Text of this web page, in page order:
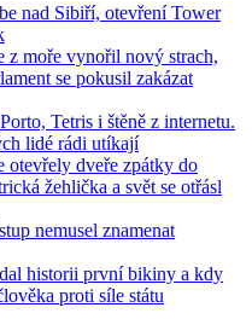
nad Sibiří, otevření Tower
z moře vynořil nový strach,
se pokusil zakázat
Tetris i štěně z internetu.
lidé rádi utíkají
otevřely dveře zpátky do
žehlička a svět se otřásl
nemusel znamenat
historii první bikiny a kdy
proti síle státu